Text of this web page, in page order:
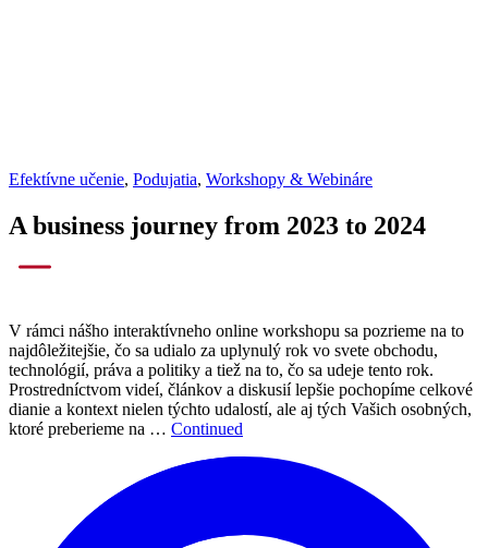
Efektívne učenie, Podujatia, Workshopy & Webináre
A business journey from 2023 to 2024
V rámci nášho interaktívneho online workshopu sa pozrieme na to
najdôležitejšie, čo sa udialo za uplynulý rok vo svete obchodu,
technológií, práva a politiky a tiež na to, čo sa udeje tento rok.
Prostredníctvom videí, článkov a diskusií lepšie pochopíme celkové
dianie a kontext nielen týchto udalostí, ale aj tých Vašich osobných,
ktoré preberieme na … Continued